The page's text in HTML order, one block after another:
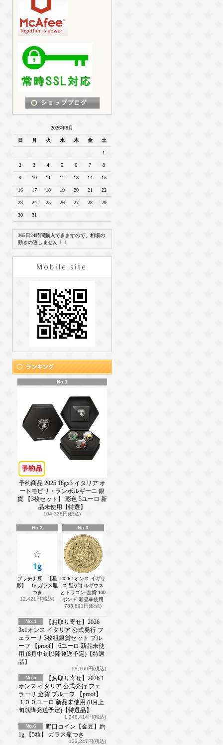
2026年8月
日 月 火 水 木 金 土
1
2 3 4 5 6 7 8
9 10 11 12 13 14 15
16 17 18 19 20 21 22
23 24 25 26 27 28 29
30 31
365日24時間購入できますので、相場の
動きの逃しません！！
No.1
予約商品 2025 18gx3 イタリア オ
ートモビリ・ランボルギーニ 銀
貨 【3枚セット】 彩色 5ユーロ 新
品未使用【特選】
104,328円(税込)
No.2
プラチナ豆 【星
形】 1g ガラス瓶
つき
12,421円(税込)
No.3
2026 1オンス イギリ
ス 聖ゲオルギウス
とドラゴン 金貨 100
ポンド 新品未使用
783,891円(税込)
No.4
【お取り寄せ】2026
3x1オンス イタリア 公式発行 フ
ェラーリ 3枚組銀貨セット プル
ーフ 【proof】 6ユーロ 新品未使
用 (8月中旬以降発送予定)【特選
品】
98,169円(税込)
No.5
【お取り寄せ】2026 1
オンス イタリア 公式発行 フェ
ラーリ 金貨 プルーフ 【proof】
１００ユーロ 新品未使用 (8月上
旬以降発送予定)【特選品】
1,246,414円(税込)
No.6
野口コイン【金豆】約
1g 【5粒】 ガラス瓶つき
132,247円(税込)